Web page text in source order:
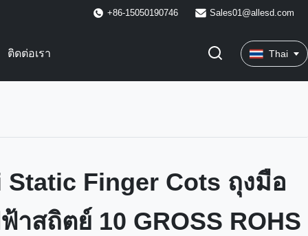
+86-15050190746 Sales01@allesd.com
ติดต่อเรา Thai
Finger Cots ถุงมือ
าสถิตย์ 10 GROSS ROHS